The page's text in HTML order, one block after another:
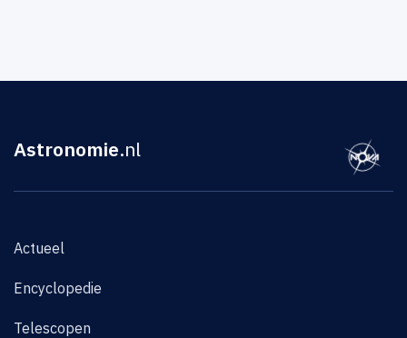
Astronomie.nl
Actueel
Encyclopedie
Telescopen